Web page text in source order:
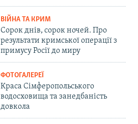
ВІЙНА ТА КРИМ
Сорок днів, сорок ночей. Про
результати кримської операції з
примусу Росії до миру
ФОТОГАЛЕРЕЇ
Краса Сімферопольського
водосховища та занедбаність
довкола